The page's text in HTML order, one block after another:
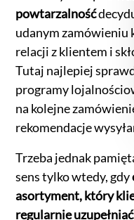
powtarzalność
udanym zamówieniu
relacji z klientem i
Tutaj najlepiej
programy
na kolejne
rekomendacje
Trzeba jednak
sens tylko wtedy, gdy
asortyment, który
regularnie uzupełniać